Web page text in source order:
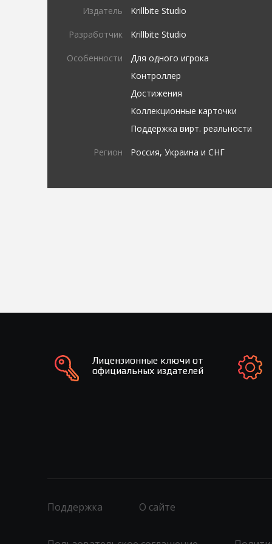
Издатель Krillbite Studio
Разработчик Krillbite Studio
Особенности
Для одного игрока
Контроллер
Достижения
Коллекционные карточки
Поддержка вирт. реальности
Регион Россия, Украина и СНГ
Лицензионные ключи от
официальных издателей
Поддержка О сайте